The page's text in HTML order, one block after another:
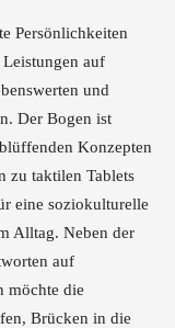
Persönlichkeiten
auf
und
Der Bogen ist
Konzepten
zu taktilen Tablets
eine soziokulturelle
Alltag. Neben der
auf
möchte die
Brücken in die